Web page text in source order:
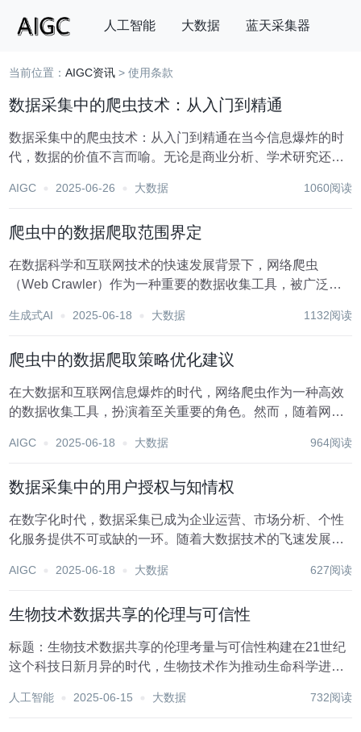
人工智能 大数据 蓝天采集器
搜索
当前位置：AIGC资讯 > 使用条款
数据采集中的爬虫技术：从入门到精通
数据采集中的爬虫技术：从入门到精通在当今信息爆炸的时
代，数据的价值不言而喻。无论是商业分析、学术研究还是
技术，作为数据采集的重要手段之一，正逐渐从专业领域的
AIGC 2025-06-26 大数据 1060阅读
爬虫中的数据爬取范围界定
在数据科学和互联网技术的快速发展背景下，网络爬虫
（Web Crawler）作为一种重要的数据收集工具，被广泛应
据爬取并非无限制的“信息掠夺”，而是需要在法律和道德的
生成式AI 2025-06-18 大数据 1132阅读
爬虫中的数据爬取策略优化建议
在大数据和互联网信息爆炸的时代，网络爬虫作为一种高效
的数据收集工具，扮演着至关重要的角色。然而，随着网站
何优化数据爬取策略成为了爬虫开发者面临的一大挑战。以
AIGC 2025-06-18 大数据 964阅读
数据采集中的用户授权与知情权
在数字化时代，数据采集已成为企业运营、市场分析、个性
化服务提供不可或缺的一环。随着大数据技术的飞速发展，
产品、提升用户体验并驱动业务增长。然而，这一过程中涉
AIGC 2025-06-18 大数据 627阅读
生物技术数据共享的伦理与可信性
标题：生物技术数据共享的伦理考量与可信性构建在21世纪
这个科技日新月异的时代，生物技术作为推动生命科学进步
因编辑到合成生物学，从精准医疗到生物制造，每一项技术
人工智能 2025-06-15 大数据 732阅读